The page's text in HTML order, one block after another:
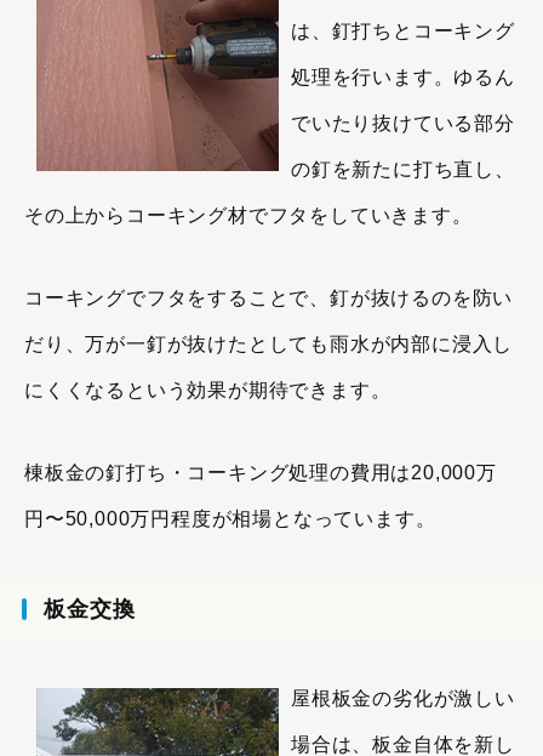
は、釘打ちとコーキング
処理を行います。ゆるん
でいたり抜けている部分
の釘を新たに打ち直し、
その上からコーキング材でフタをしていきます。
コーキングでフタをすることで、釘が抜けるのを防い
だり、万が一釘が抜けたとしても雨水が内部に浸入し
にくくなるという効果が期待できます。
棟板金の釘打ち・コーキング処理の費用は20,000万
円〜50,000万円程度が相場となっています。
板金交換
屋根板金の劣化が激しい
場合は、板金自体を新し